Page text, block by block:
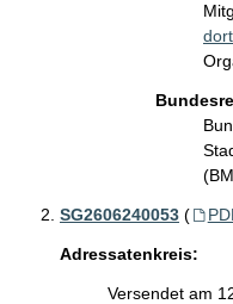
SG2606240053 (
Adressatenkreis:
Versendet am